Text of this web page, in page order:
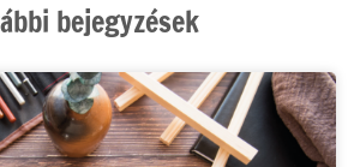
bejegyzések